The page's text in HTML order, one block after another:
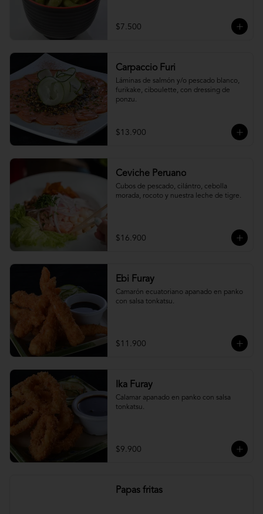
$7.500
Carpaccio Furi
Láminas de salmón y/o pescado blanco,
furikake, ciboulette, con dressing de
ponzu.
$13.900
Ceviche Peruano
Cubos de pescado, cilántro, cebolla
morada, rocoto y nuestra leche de tigre.
$16.900
Ebi Furay
Camarón ecuatoriano apanado en panko
con salsa tonkatsu.
$11.900
Ika Furay
Calamar apanado en panko con salsa
tonkatsu.
$9.900
Papas fritas